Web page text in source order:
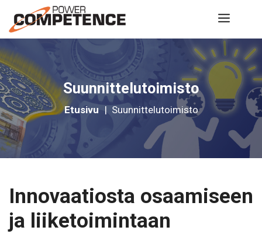
sisältöön
Suunnittelutoimisto
Etusivu | Suunnittelutoimisto
Innovaatiosta osaamiseen
ja liiketoimintaan